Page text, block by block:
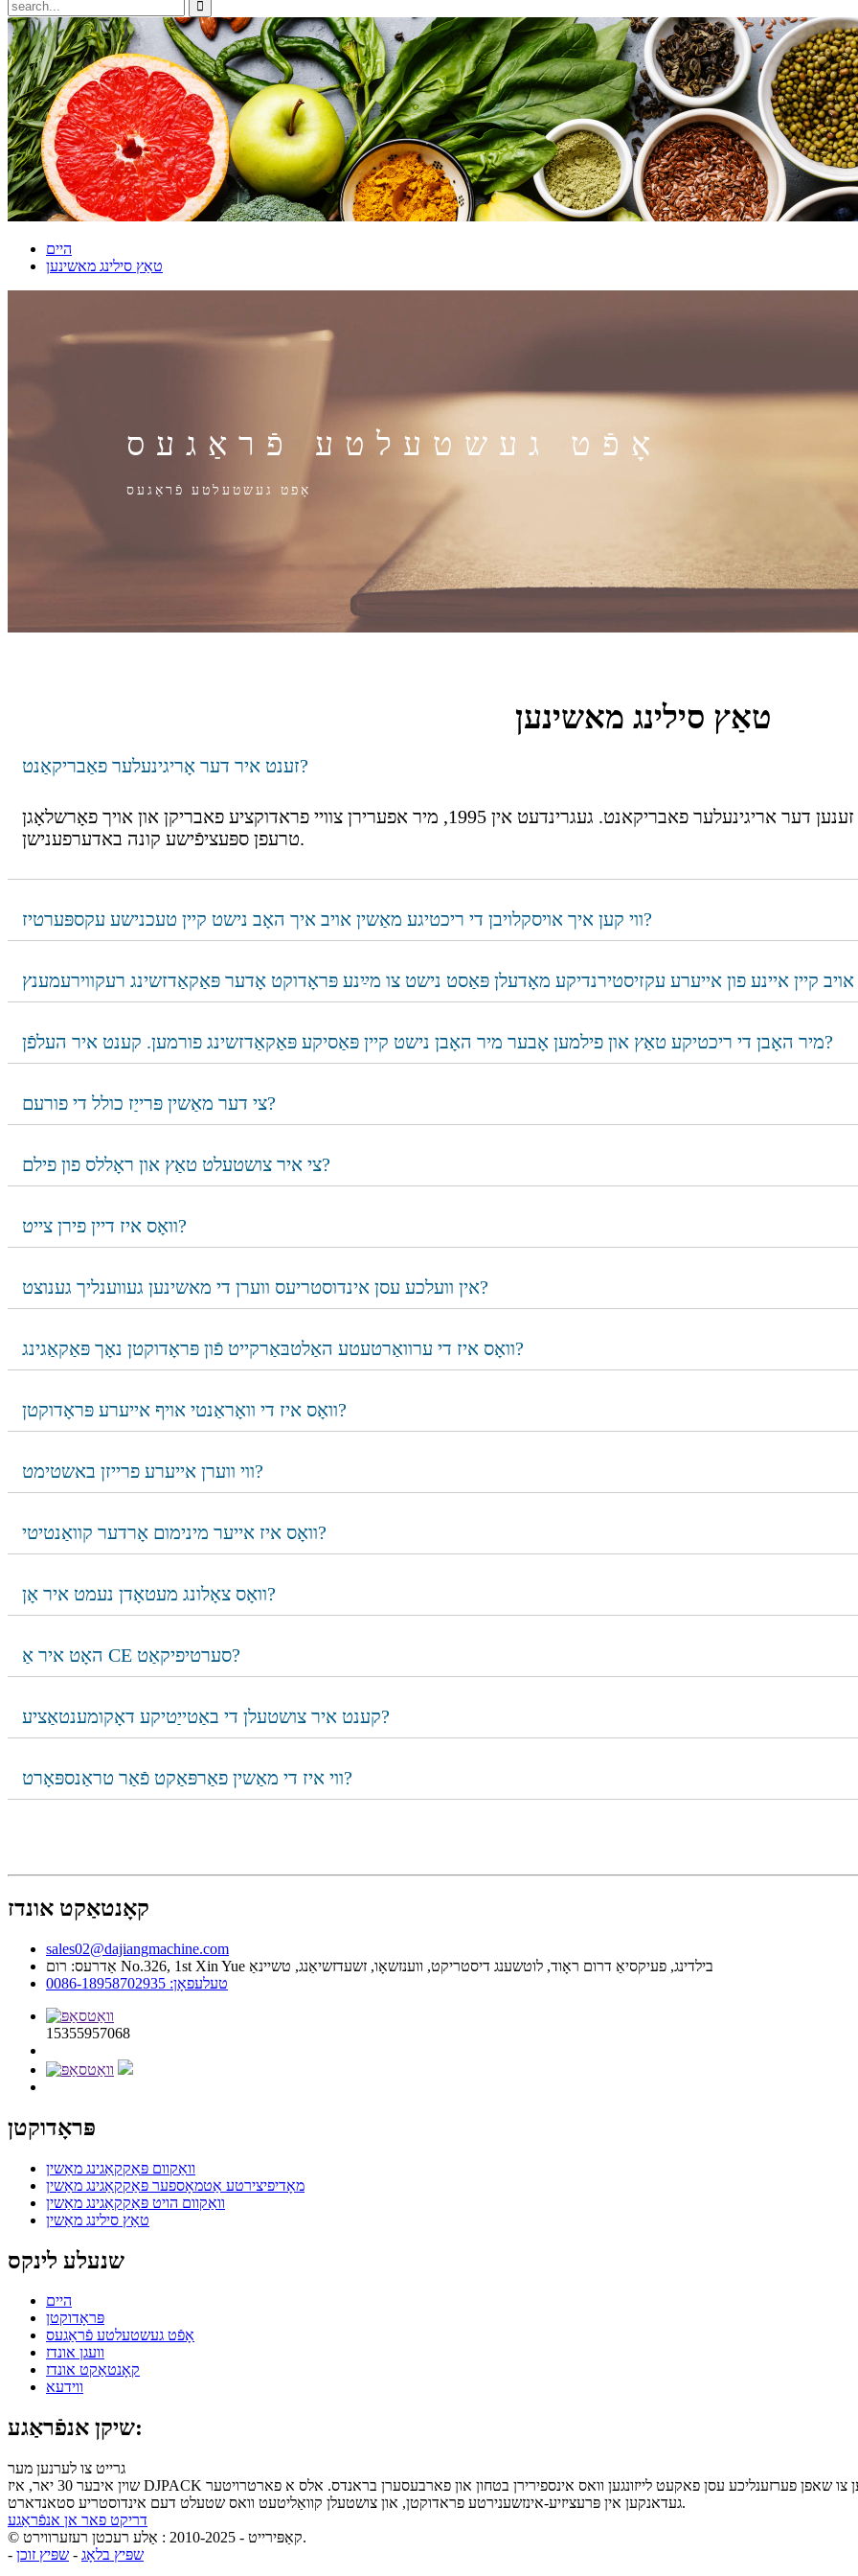
היים
טאַץ סילינג מאשינען
אָפֿט געשטעלטע פֿראַגעס
אָפט געשטעלטע פֿראַגעס
טאַץ סילינג מאשינען
זענט איר דער אָריגינעלער פאַבריקאַנט?
יא, מיר זענען דער אריגינעלער פאבריקאנט. געגרינדעט אין 1995, מיר אפערירן צוויי פראדוקציע פאבריקן און אויך פאָרשלאָגן OEM און קאַסטאַמייזיישאַן באַדינונגען צו
טרעפן ספּעציפֿישע קונה באדערפענישן.
ווי קען איך אויסקלויבן די ריכטיגע מאַשין אויב איך האָב נישט קיין טעכנישע עקספּערטיז?
מיר האָבן די ריכטיקע טאַץ און פילמען אָבער מיר האָבן נישט קיין פּאַסיקע פּאַקאַדזשינג פורמען. קענט איר העלפֿן?
צי דער מאַשין פּרייַז כולל די פורעם?
צי איר צושטעלט טאַץ און ראָללס פון פילם?
וואָס איז דיין פירן צייט?
אין וועלכע עסן אינדוסטריעס ווערן די מאשינען געווענליך גענוצט?
וואָס איז די ערוואַרטעטע האַלטבּאַרקייט פֿון פּראָדוקטן נאָך פּאַקאַגינג?
וואָס איז די וואָראַנטי אויף אייערע פּראָדוקטן?
ווי ווערן אייערע פרייזן באשטימט?
וואָס איז אייער מינימום אָרדער קוואַנטיטי?
וואָס צאָלונג מעטאָדן נעמט איר אָן?
האָט איר אַ CE סערטיפיקאַט?
קענט איר צושטעלן די באַטייַטיקע דאָקומענטאַציע?
ווי איז די מאַשין פאַרפּאַקט פֿאַר טראַנספּאָרט?
קאָנטאַקט אונדז
sales02@dajiangmachine.com
אַדרעס: רום No.326, 1st Xin Yue בילדינג, פעיקסיאַ דרום ראָוד, לוטשענג דיסטריקט, ווענזשאָו, זשעדזשיאַנג, טשיינאַ
טעלעפאָן: 0086-18958702935
15355957068
פּראָדוקטן
וואַקוום פּאַקקאַגינג מאַשין
מאָדיפיצירטע אַטמאָספער פּאַקקאַגינג מאַשין
וואַקוום הויט פּאַקקאַגינג מאַשין
טאַץ סילינג מאַשין
שנעלע לינקס
היים
פּראָדוקטן
אָפֿט געשטעלטע פֿראַגעס
וועגן אונדז
קאָנטאַקט אונדז
ווידעא
שיקן אנפֿראַגע:
גרייט צו לערנען מער
שוין איבער 30 יאר, איז DJPACK מאשינערי געטריי געווען צו שאפן פערזענליכע עסן פאקעט לייזונגען וואס אינספירירן בטחון און פארבעסערן בראנדס. אלס א פארטרויטער ODM שותף, טראנספארמירן מיר אייערע
געדאנקען אין פּרעציזיע-אינזשענירטע פראדוקטן, און צושטעלן קוואַליטעט וואס שטעלט דעם אינדוסטריע סטאנדארט.
דריקט פאר אן אנפֿראַגע
© קאַפּירייט - 2010-2025 : אַלע רעכטן רעזערווירט.
-
שפּיץ בלאָג - שפּיץ זוכן